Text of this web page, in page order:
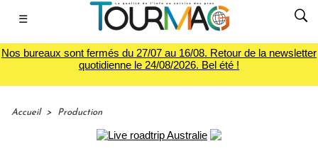
☰
Nos bureaux sont fermés du 27/07 au 16/08. Retour de la newsletter
quotidienne le 24/08/2026. Bel été !
Accueil > Production